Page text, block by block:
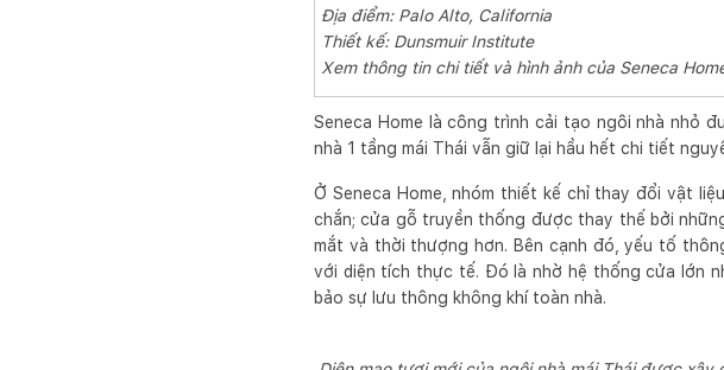
Địa điểm: Palo Alto, California
Thiết kế: Dunsmuir Institute
Xem thông tin chi tiết và hình ảnh của Seneca
Seneca Home là công trình cải tạo ngôi nhà nhỏ
nhà 1 tầng mái Thái vẫn giữ lại hầu hết chi tiết
Ở Seneca Home, nhóm thiết kế chỉ thay đổi vật
chắn; cửa gỗ truyền thống được thay thế bởi
mắt và thời thượng hơn. Bên cạnh đó, yếu tố
với diện tích thực tế. Đó là nhờ hệ thống cửa lớn
bảo sự lưu thông không khí toàn nhà.